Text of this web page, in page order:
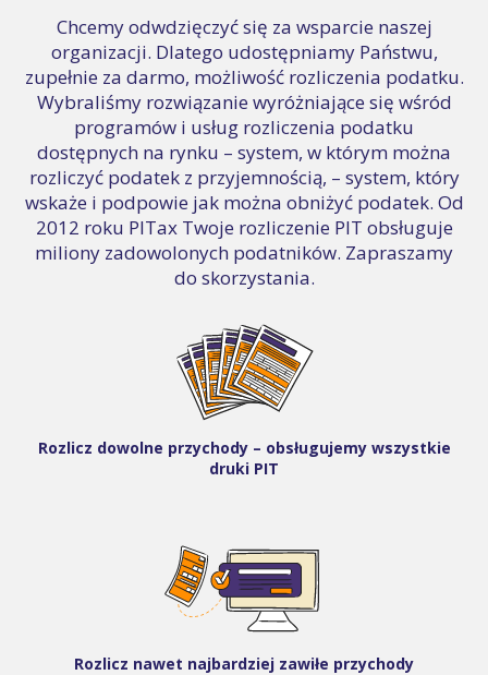
Chcemy odwdzięczyć się za wsparcie naszej
organizacji. Dlatego udostępniamy Państwu,
zupełnie za darmo, możliwość rozliczenia podatku.
Wybraliśmy rozwiązanie wyróżniające się wśród
programów i usług rozliczenia podatku
dostępnych na rynku – system, w którym można
rozliczyć podatek z przyjemnością, – system, który
wskaże i podpowie jak można obniżyć podatek. Od
2012 roku PITax Twoje rozliczenie PIT obsługuje
miliony zadowolonych podatników. Zapraszamy
do skorzystania.
Rozlicz dowolne przychody – obsługujemy wszystkie
druki PIT
Rozlicz nawet najbardziej zawiłe przychody